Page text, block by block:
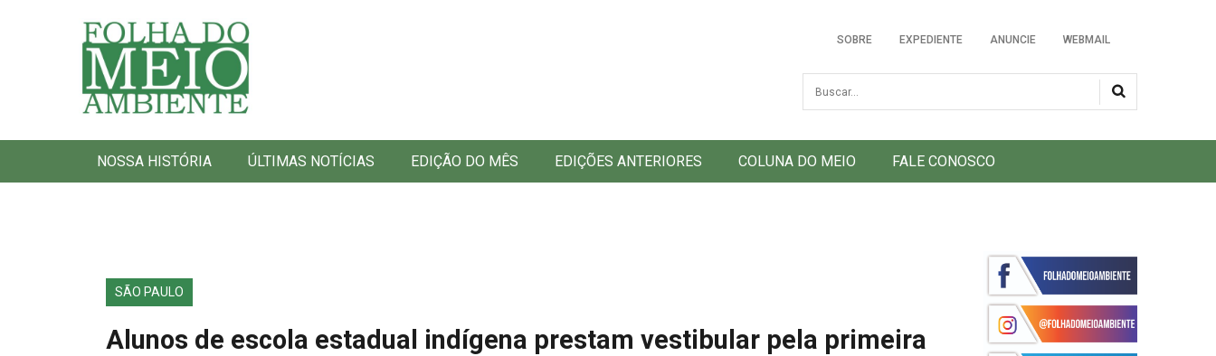
Folha do Meio Ambiente
SOBRE EXPEDIENTE ANUNCIE WEBMAIL
Busca
NOSSA HISTÓRIA ÚLTIMAS NOTÍCIAS EDIÇÃO DO MÊS EDIÇÕES ANTERIORES COLUNA DO MEIO FALE CONOSCO
SÃO PAULO
Alunos de escola estadual indígena prestam vestibular pela primeira